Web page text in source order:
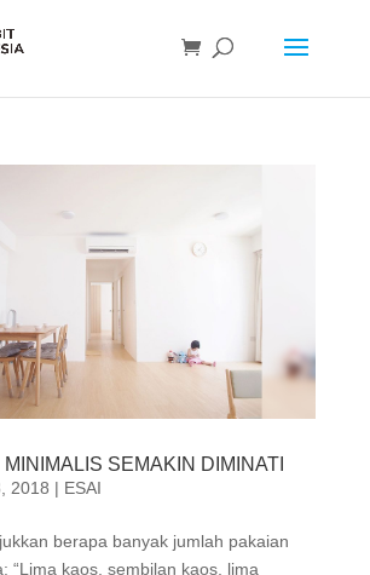
SEMAKIN DIMINATI
2018 | ESAI
berapa banyak jumlah pakaian
“Lima kaos, sembilan kaos, lima